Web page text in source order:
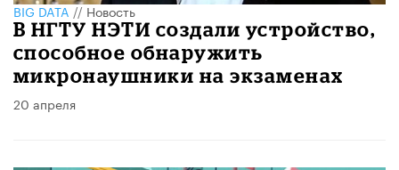
BIG DATA//Новость
В НГТУ НЭТИ создали устройство,
способное обнаружить
микронаушники на экзаменах
20 апреля